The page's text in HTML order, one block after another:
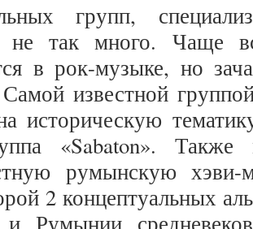
групп,
не так много. Чаще
в рок-музыке, но
известной
историческую
«Sabaton». Также
румынскую хэви-
2 концептуальных